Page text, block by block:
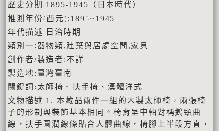
歷史分期:1895-1945（日本時代）
推測年份(西元):1895~1945
年代描述:日治時期
類別一:器物類,建築與居處空間,家具
創作者/製造者:不詳
製造地:臺灣臺南
關鍵詞:太師椅、扶手椅、漢體洋式
文物描述:1. 本藏品兩件一組的木製太師椅，兩張椅
子的形制與裝飾基本相同。椅背呈中軸對稱鵝頸曲
線，扶手圓潤線條貼合人體曲線，椅腳上半段方直，